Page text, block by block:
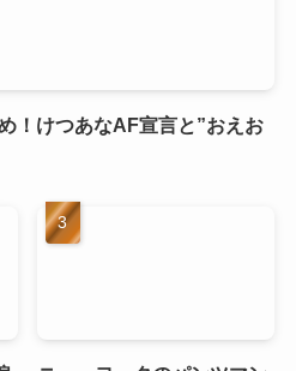
！けつあなAF宣言と”おえお